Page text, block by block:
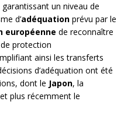
un niveau de
d’adéquation prévu par le
européenne de reconnaître
protection
ainsi les transferts
d’adéquation ont été
dont le Japon, la
plus récemment le